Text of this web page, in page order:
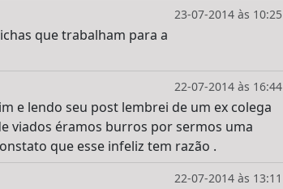
23-07-2014 às 10:25
que trabalham para a
22-07-2014 às 16:44
e lendo seu post lembrei de um ex colega
viados éramos burros por sermos uma
que esse infeliz tem razão .
22-07-2014 às 13:11